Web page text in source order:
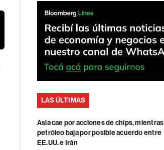
LAS ÚLTIMAS
Asia cae por acciones de chips, mientras
petróleo baja por posible acuerdo entre
EE.UU. e Irán